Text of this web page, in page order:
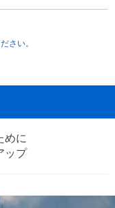
さい。
めに
ップ